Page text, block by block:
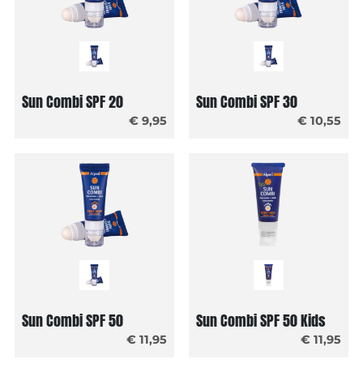
Sun Combi SPF 20
€ 9,95
Sun Combi SPF 30
€ 10,55
Sun Combi SPF 50
€ 11,95
Sun Combi SPF 50 Kids
€ 11,95